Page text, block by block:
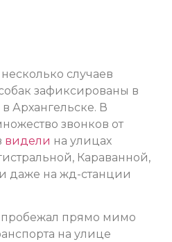
случаев
зафиксированы в
Архангельске. В
звонков от
видели на улицах
Караванной,
даже на жд-станции
пробежал прямо мимо
на улице